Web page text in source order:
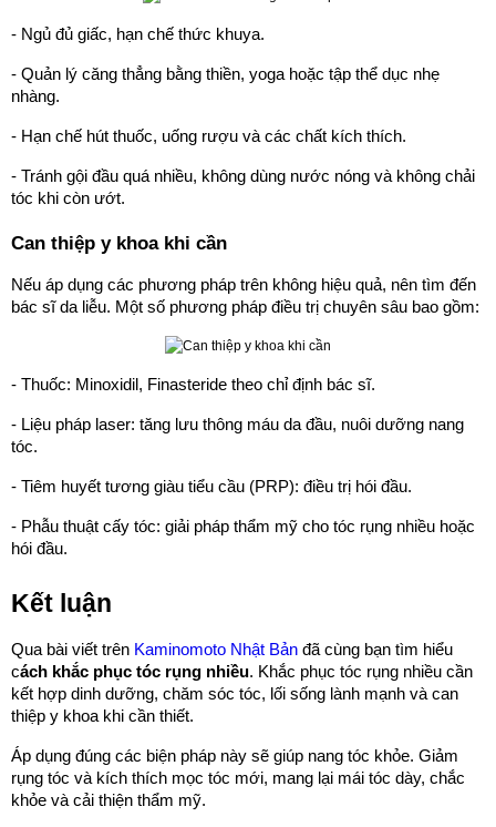
- Ngủ đủ giấc, hạn chế thức khuya.
- Quản lý căng thẳng bằng thiền, yoga hoặc tập thể dục nhẹ
nhàng.
- Hạn chế hút thuốc, uống rượu và các chất kích thích.
- Tránh gội đầu quá nhiều, không dùng nước nóng và không chải
tóc khi còn ướt.
Can thiệp y khoa khi cần
Nếu áp dụng các phương pháp trên không hiệu quả, nên tìm đến
bác sĩ da liễu. Một số phương pháp điều trị chuyên sâu bao gồm:
- Thuốc: Minoxidil, Finasteride theo chỉ định bác sĩ.
- Liệu pháp laser: tăng lưu thông máu da đầu, nuôi dưỡng nang
tóc.
- Tiêm huyết tương giàu tiểu cầu (PRP): điều trị hói đầu.
- Phẫu thuật cấy tóc: giải pháp thẩm mỹ cho tóc rụng nhiều hoặc
hói đầu.
Kết luận
Qua bài viết trên Kaminomoto Nhật Bản đã cùng bạn tìm hiểu
cách khắc phục tóc rụng nhiều. Khắc phục tóc rụng nhiều cần
kết hợp dinh dưỡng, chăm sóc tóc, lối sống lành mạnh và can
thiệp y khoa khi cần thiết.
Áp dụng đúng các biện pháp này sẽ giúp nang tóc khỏe. Giảm
rụng tóc và kích thích mọc tóc mới, mang lại mái tóc dày, chắc
khỏe và cải thiện thẩm mỹ.